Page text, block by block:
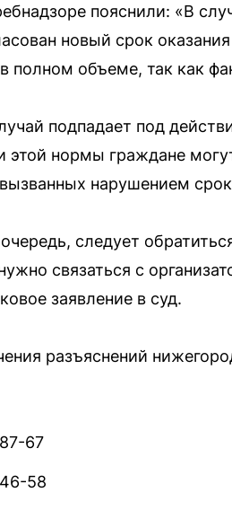
пояснили: «В
новый срок
полном объеме, так как
подпадает под
этой нормы граждане
нарушением
следует
связаться с
заявление в суд.
разъяснений
67
58